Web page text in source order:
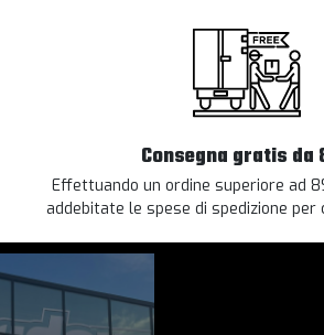
Consegna gratis da
Effettuando un ordine superiore ad
addebitate le spese di spedizione per